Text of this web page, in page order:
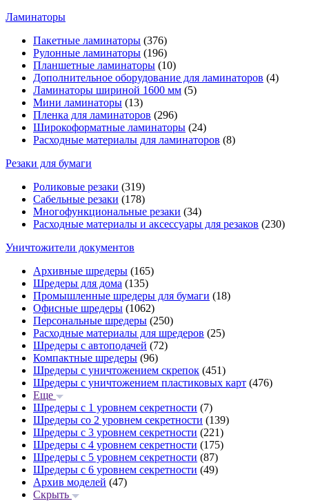
Ламинаторы
Пакетные ламинаторы (376)
Рулонные ламинаторы (196)
Планшетные ламинаторы (10)
Дополнительное оборудование для ламинаторов (4)
Ламинаторы шириной 1600 мм (5)
Мини ламинаторы (13)
Пленка для ламинаторов (296)
Широкоформатные ламинаторы (24)
Расходные материалы для ламинаторов (8)
Резаки для бумаги
Роликовые резаки (319)
Сабельные резаки (178)
Многофункциональные резаки (34)
Расходные материалы и аксессуары для резаков (230)
Уничтожители документов
Архивные шредеры (165)
Шредеры для дома (135)
Промышленные шредеры для бумаги (18)
Офисные шредеры (1062)
Персональные шредеры (250)
Расходные материалы для шредеров (25)
Шредеры с автоподачей (72)
Компактные шредеры (96)
Шредеры с уничтожением скрепок (451)
Шредеры с уничтожением пластиковых карт (476)
Еще
Шредеры с 1 уровнем секретности (7)
Шредеры со 2 уровнем секретности (139)
Шредеры с 3 уровнем секретности (221)
Шредеры с 4 уровнем секретности (175)
Шредеры с 5 уровнем секретности (87)
Шредеры с 6 уровнем секретности (49)
Архив моделей (47)
Скрыть